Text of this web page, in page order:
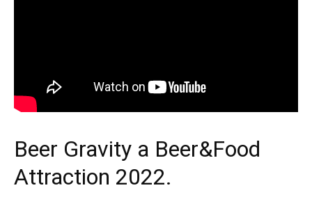
Beer Gravity a Beer&Food
Attraction 2022.